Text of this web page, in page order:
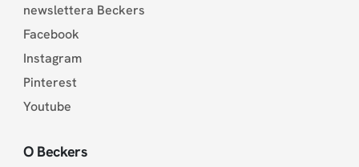
newslettera Beckers
Facebook
Instagram
Pinterest
Youtube
O Beckers